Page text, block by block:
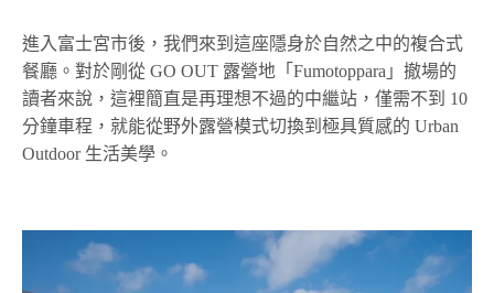
進入富士宮市後，我們來到這座隱身於自然之中的複合式
餐廳。對於剛從 GO OUT 露營地「Fumotoppara」撤場的
讀者來說，這裡簡直是再理想不過的中繼站，僅需不到 10
分鐘車程，就能從野外露營模式切換到極具質感的 Urban
Outdoor 生活美學。